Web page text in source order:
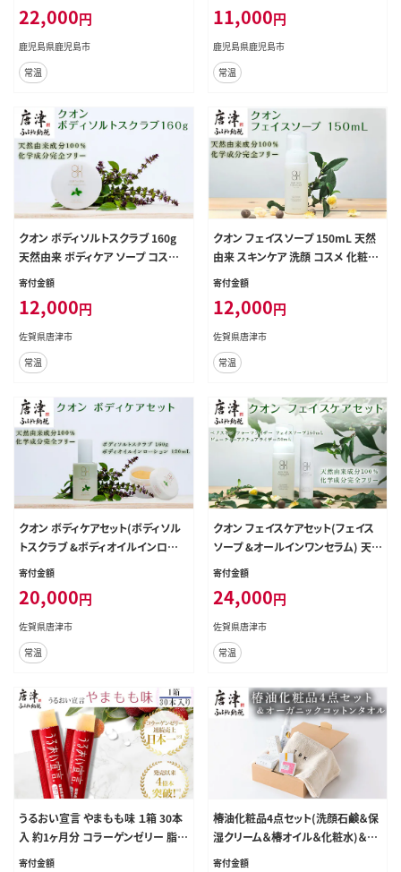
22,000円
鹿児島県鹿児島市
常温
11,000円
鹿児島県鹿児島市
常温
クオン ボディソルトスクラブ 160g
天然由来 ボディケア ソープ コスメ
美容 QUON
寄付金額
12,000円
佐賀県唐津市
常温
クオン フェイスソープ 150mL 天然
由来 スキンケア 洗顔 コスメ 化粧品
美容 QUON
寄付金額
12,000円
佐賀県唐津市
常温
クオン ボディケアセット(ボディソル
トスクラブ &ボディオイルインロー
ション) 天然由来 ボディケア コスメ
寄付金額
20,000円
佐賀県唐津市
常温
クオン フェイスケアセット(フェイス
ソープ &オールインワンセラム) 天
然由来 スキンケア 化粧品 コスメ 美
寄付金額
24,000円
佐賀県唐津市
常温
うるおい宣言 やまもも味 １箱 30本
入 約1ヶ月分 コラーゲンゼリー 脂質
ゼロ スティック
寄付金額
椿油化粧品4点セット(洗顔石鹸＆保
湿クリーム＆椿オイル＆化粧水)＆オ
ーガニックコットンタオル TBKコス
寄付金額